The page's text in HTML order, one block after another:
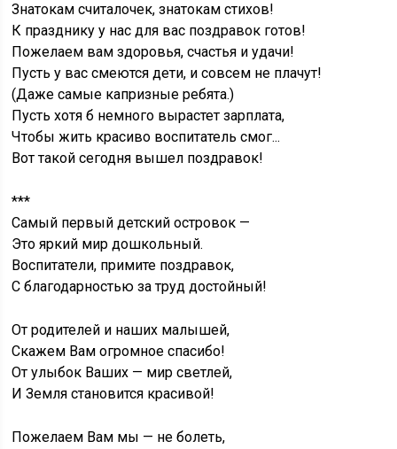
Знатокам считалочек, знатокам стихов!
К празднику у нас для вас поздравок готов!
Пожелаем вам здоровья, счастья и удачи!
Пусть у вас смеются дети, и совсем не плачут!
(Даже самые капризные ребята.)
Пусть хотя б немного вырастет зарплата,
Чтобы жить красиво воспитатель смог...
Вот такой сегодня вышел поздравок!
***
Самый первый детский островок —
Это яркий мир дошкольный.
Воспитатели, примите поздравок,
С благодарностью за труд достойный!
От родителей и наших малышей,
Скажем Вам огромное спасибо!
От улыбок Ваших — мир светлей,
И Земля становится красивой!
Пожелаем Вам мы — не болеть,